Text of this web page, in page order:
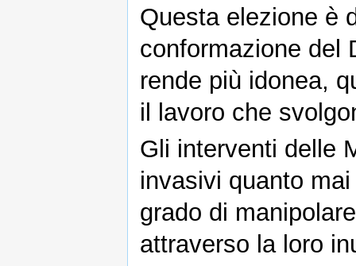
Questa elezione è
conformazione del
rende più idonea,
il lavoro che
Gli interventi delle
invasivi quanto
grado di
attraverso la loro